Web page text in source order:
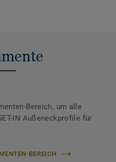
Bereich, um alle
IN Außeneckprofile für
BEREICH